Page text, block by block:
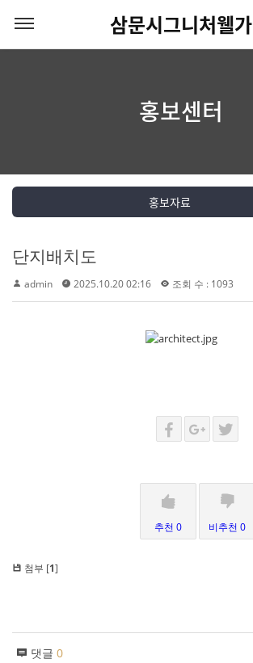
삼문시그니처웰가
홍보센터
홍보자료
단지배치도
admin 2025.10.20 02:16 조회 수 : 1093
추천 0 비추천 0
첨부 [1]
댓글 0